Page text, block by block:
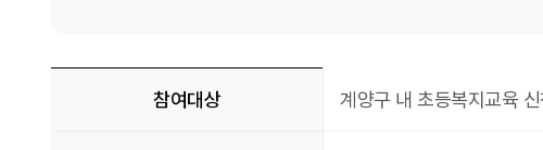
참여대상 계양구 내 초등복지교육